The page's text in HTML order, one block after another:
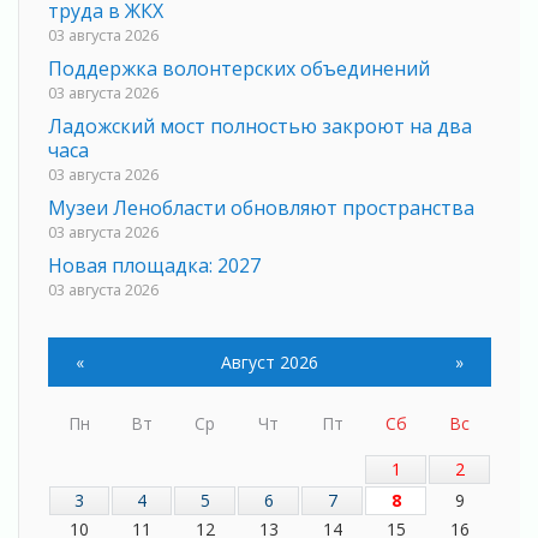
труда в ЖКХ
03 августа 2026
Поддержка волонтерских объединений
03 августа 2026
Ладожский мост полностью закроют на два
часа
03 августа 2026
Музеи Ленобласти обновляют пространства
03 августа 2026
Новая площадка: 2027
03 августа 2026
03 августа 2026
ликвидировали 10 пожаров
Клюква наливается, но в корзинку пока не
просится
« Август 2026 »
Пн Вт Ср Чт Пт Сб
Вс
1
2
3
4 5 6 7 8
9
10
11 12 13 14 15
16